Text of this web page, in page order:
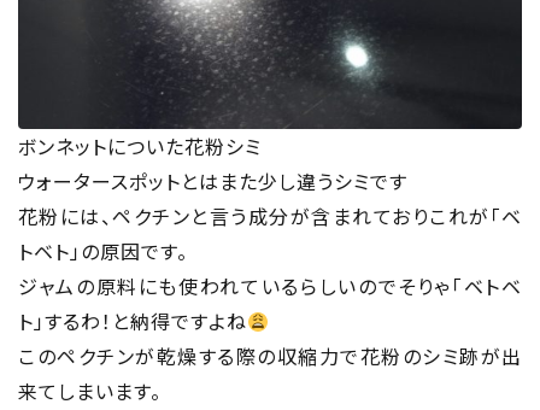
ボンネットについた花粉シミ
ウォータースポットとはまた少し違うシミです
花粉には、ペクチンと言う成分が含まれておりこれが「ベ
トベト」の原因です。
ジャムの原料にも使われているらしいのでそりゃ「ベトベ
ト」するわ！と納得ですよね
このペクチンが乾燥する際の収縮力で花粉のシミ跡が出
来てしまいます。